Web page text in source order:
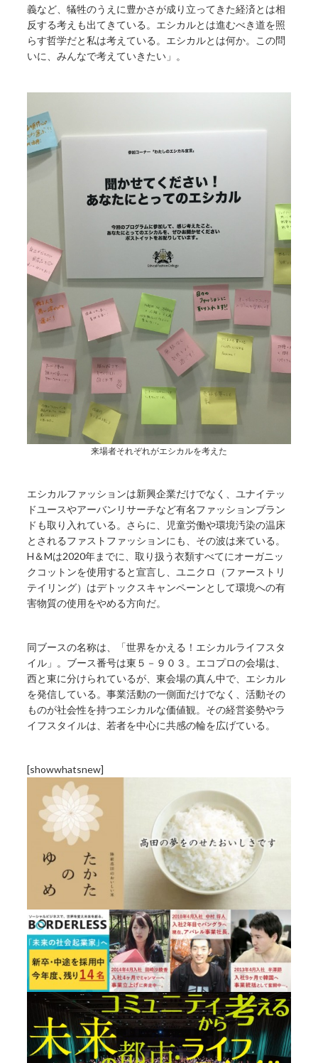
義など、犠牲のうえに豊かさが成り立ってきた経済とは相
反する考えも出てきている。エシカルとは進むべき道を照
らす哲学だと私は考えている。エシカルとは何か。この問
いに、みんなで考えていきたい」。
来場者それぞれがエシカルを考えた
エシカルファッションは新興企業だけでなく、ユナイテッ
ドユースやアーバンリサーチなど有名ファッションブラン
ドも取り入れている。さらに、児童労働や環境汚染の温床
とされるファストファッションにも、その波は来ている。
H＆Mは2020年までに、取り扱う衣類すべてにオーガニッ
クコットンを使用すると宣言し、ユニクロ（ファーストリ
テイリング）はデトックスキャンペーンとして環境への有
害物質の使用をやめる方向だ。
同ブースの名称は、「世界をかえる！エシカルライフスタ
イル」。ブース番号は東５－９０３。エコプロの会場は、
西と東に分けられているが、東会場の真ん中で、エシカル
を発信している。事業活動の一側面だけでなく、活動その
ものが社会性を持つエシカルな価値観。その経営姿勢やラ
イフスタイルは、若者を中心に共感の輪を広げている。
[showwhatsnew]